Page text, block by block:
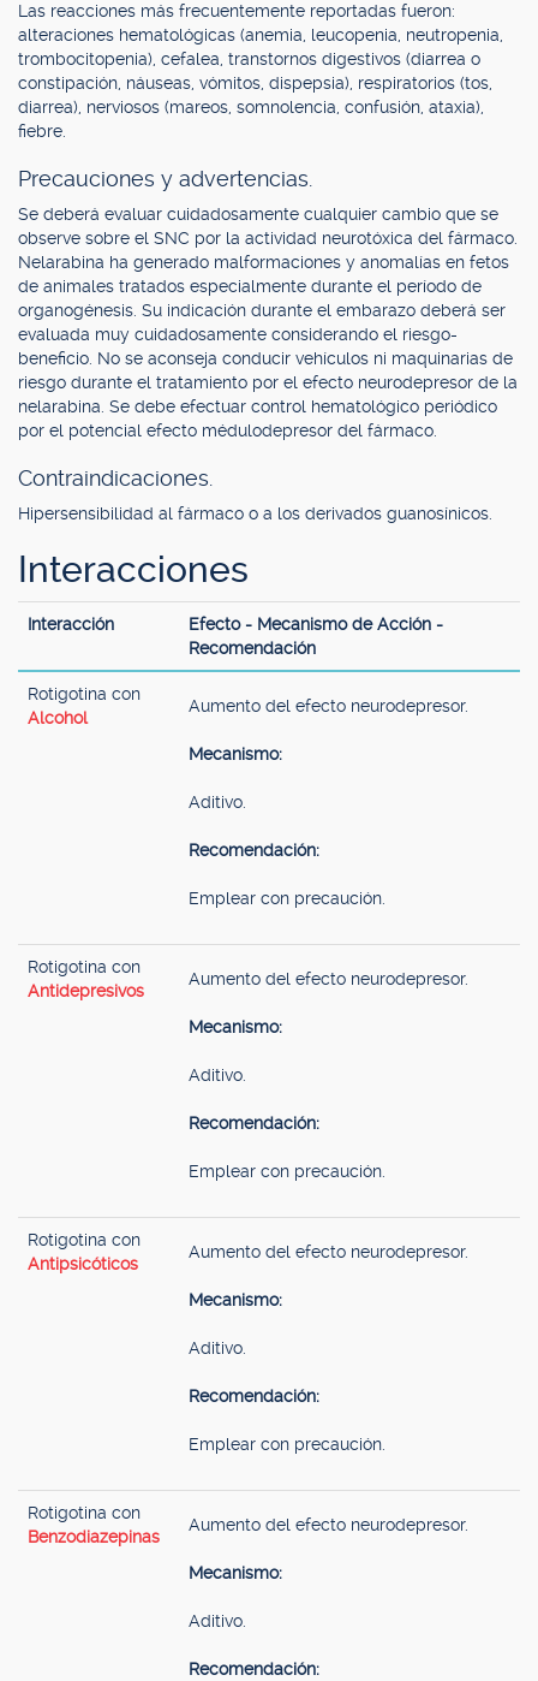
Las reacciones más frecuentemente reportadas fueron:
alteraciones hematológicas (anemia, leucopenia, neutropenia,
trombocitopenia), cefalea, transtornos digestivos (diarrea o
constipación, náuseas, vómitos, dispepsia), respiratorios (tos,
diarrea), nerviosos (mareos, somnolencia, confusión, ataxia),
fiebre.
Precauciones y advertencias.
Se deberá evaluar cuidadosamente cualquier cambio que se
observe sobre el SNC por la actividad neurotóxica del fármaco.
Nelarabina ha generado malformaciones y anomalías en fetos
de animales tratados especialmente durante el período de
organogénesis. Su indicación durante el embarazo deberá ser
evaluada muy cuidadosamente considerando el riesgo-
beneficio. No se aconseja conducir vehículos ni maquinarias de
riesgo durante el tratamiento por el efecto neurodepresor de la
nelarabina. Se debe efectuar control hematológico periódico
por el potencial efecto médulodepresor del fármaco.
Contraindicaciones.
Hipersensibilidad al fármaco o a los derivados guanosínicos.
Interacciones
Interacción
Efecto - Mecanismo de Acción -
Recomendación
Rotigotina con
Alcohol
Aumento del efecto neurodepresor.
Mecanismo:
Aditivo.
Recomendación:
Emplear con precaución.
Rotigotina con
Antidepresivos
Aumento del efecto neurodepresor.
Mecanismo:
Aditivo.
Recomendación:
Emplear con precaución.
Rotigotina con
Antipsicóticos
Aumento del efecto neurodepresor.
Mecanismo:
Aditivo.
Recomendación:
Emplear con precaución.
Rotigotina con
Benzodiazepinas
Aumento del efecto neurodepresor.
Mecanismo:
Aditivo.
Recomendación: